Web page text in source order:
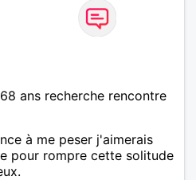
ans recherche rencontre
à me peser j'aimerais
pour rompre cette solitude